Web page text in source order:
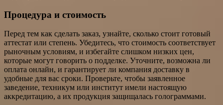
Процедура и стоимость
Перед тем как сделать заказ, узнайте, сколько стоит готовый
аттестат или степень. Убедитесь, что стоимость соответствует
рыночным условиям, и избегайте слишком низких цен,
которые могут говорить о подделке. Уточните, возможна ли
оплата онлайн, и гарантирует ли компания доставку в
удобные для вас сроки. Проверьте, чтобы заявленное
заведение, техникум или институт имели настоящую
аккредитацию, а их продукция защищалась голограммами.